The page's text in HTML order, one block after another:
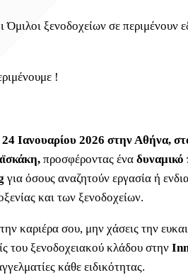
Όμιλοι ξενοδοχείων σε περιμένουν
!
Ιανουαρίου 2026 στην Αθήνα,
προσφέροντας έναδυναμικό
για όσους αναζητούν εργασία ή
και των ξενοδοχείων.
καριέρα σου, μην χάσεις την
του ξενοδοχειακού κλάδου στην
κάθε ειδικότητας.